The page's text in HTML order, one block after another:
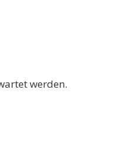
werden.